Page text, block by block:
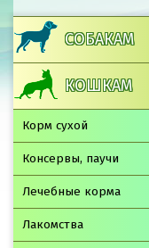
СОБАКАМ
КОШКАМ
Корм сухой
Консервы, паучи
Лечебные корма
Лакомства